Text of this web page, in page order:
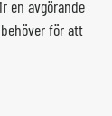
en avgörande
för att